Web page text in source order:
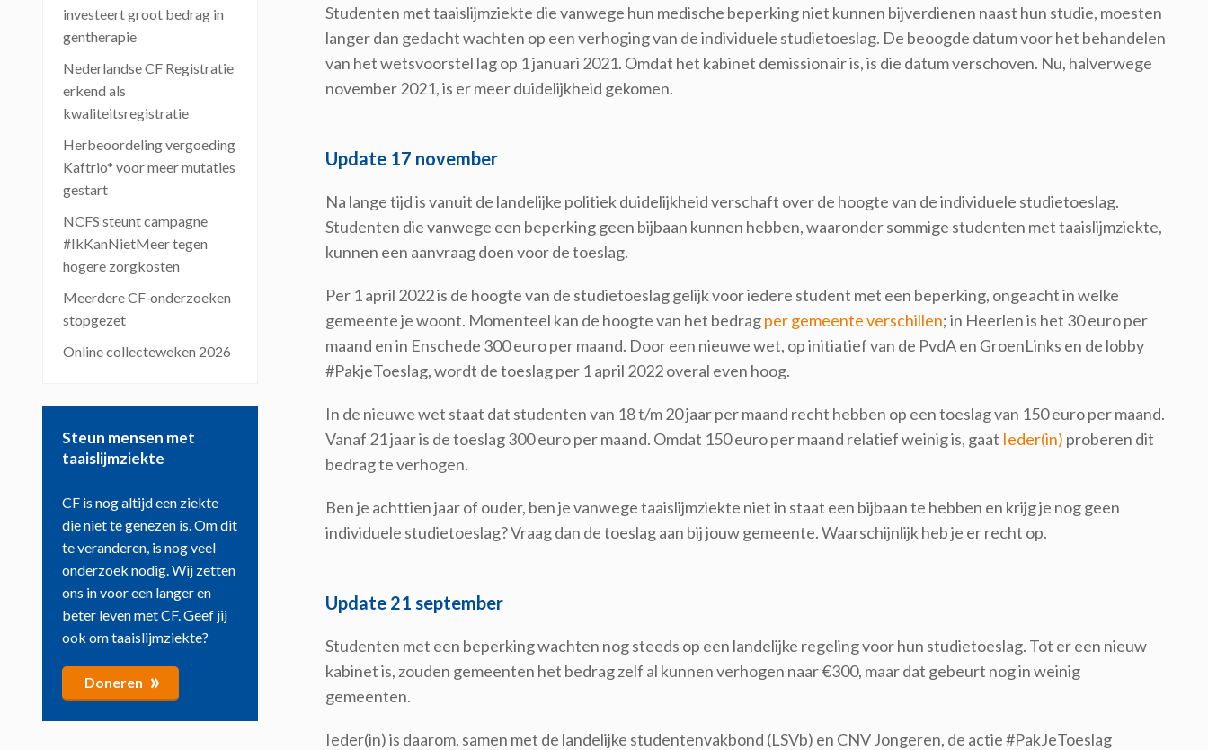
Studenten met taaislijmziekte die vanwege hun medische beperking niet kunnen bijverdienen naast hun studie, moesten
langer dan gedacht wachten op een verhoging van de individuele studietoeslag. De beoogde datum voor het behandelen
van het wetsvoorstel lag op 1 januari 2021. Omdat het kabinet demissionair is, is die datum verschoven. Nu, halverwege
november 2021, is er meer duidelijkheid gekomen.
Update 17 november
Na lange tijd is vanuit de landelijke politiek duidelijkheid verschaft over de hoogte van de individuele studietoeslag.
Studenten die vanwege een beperking geen bijbaan kunnen hebben, waaronder sommige studenten met taaislijmziekte,
kunnen een aanvraag doen voor de toeslag.
Per 1 april 2022 is de hoogte van de studietoeslag gelijk voor iedere student met een beperking, ongeacht in welke
gemeente je woont. Momenteel kan de hoogte van het bedragper gemeente verschillen; in Heerlen is het 30 euro per
maand en in Enschede 300 euro per maand. Door een nieuwe wet, op initiatief van de PvdA en GroenLinks en de lobby
#PakjeToeslag, wordt de toeslag per 1 april 2022 overal even hoog.
In de nieuwe wet staat dat studenten van 18 t/m 20 jaar per maand recht hebben op een toeslag van 150 euro per maand.
Vanaf 21 jaar is de toeslag 300 euro per maand. Omdat 150 euro per maand relatief weinig is, gaat Ieder(in) proberen dit
bedrag te verhogen.
Ben je achttien jaar of ouder, ben je vanwege taaislijmziekte niet in staat een bijbaan te hebben en krijg je nog geen
individuele studietoeslag? Vraag dan de toeslag aan bij jouw gemeente. Waarschijnlijk heb je er recht op.
Update 21 september
Studenten met een beperking wachten nog steeds op een landelijke regeling voor hun studietoeslag. Tot er een nieuw
kabinet is, zouden gemeenten het bedrag zelf al kunnen verhogen naar €300, maar dat gebeurt nog in weinig
gemeenten.
Ieder(in) is daarom, samen met de landelijke studentenvakbond (LSVb) en CNV Jongeren, de actie #PakJeToeslag
investeert groot bedrag in
gentherapie
Nederlandse CF Registratie
erkend als
kwaliteitsregistratie
Herbeoordeling vergoeding
Kaftrio* voor meer mutaties
gestart
NCFS steunt campagne
#IkKanNietMeer tegen
hogere zorgkosten
Meerdere CF‑onderzoeken
stopgezet
Online collecteweken 2026
Steun mensen met
taaislijmziekte
CF is nog altijd een ziekte
die niet te genezen is. Om dit
te veranderen, is nog veel
onderzoek nodig. Wij zetten
ons in voor een langer en
beter leven met CF. Geef jij
ook om taaislijmziekte?
Doneren »